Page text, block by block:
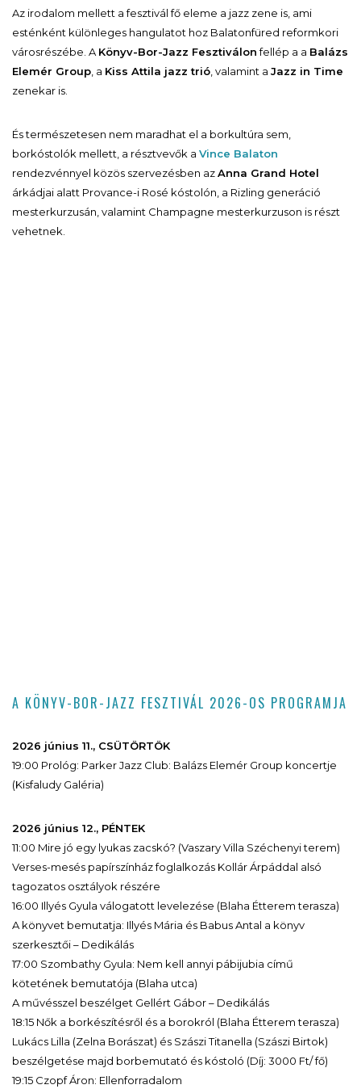
Az irodalom mellett a fesztivál fő eleme a jazz zene is, ami
esténként különleges hangulatot hoz Balatonfüred reformkori
városrészébe. A Könyv-Bor-Jazz Fesztiválonfellép a a Balázs
Elemér Group , a Kiss Attila jazz trió , valamint a Jazz in Time
zenekar is.
És természetesen nem maradhat el a borkultúra sem,
borkóstolók mellett, a résztvevők a Vince Balaton
rendezvénnyel közös szervezésben azAnna Grand Hotel
árkádjai alatt Provance-i Rosé kóstolón, a Rizling generáció
mesterkurzusán, valamint Champagne mesterkurzuson is részt
vehetnek.
A KÖNYV-BOR-JAZZ FESZTIVÁL 2026-OS PROGRAMJA
2026 június 11., CSÜTÖRTÖK
19:00 Prológ: Parker Jazz Club: Balázs Elemér Group koncertje
(Kisfaludy Galéria)
2026 június 12., PÉNTEK
11:00 Mire jó egy lyukas zacskó? (Vaszary Villa Széchenyi terem)
Verses-mesés papírszínház foglalkozás Kollár Árpáddal alsó
tagozatos osztályok részére
16:00 Illyés Gyula válogatott levelezése (Blaha Étterem terasza)
A könyvet bemutatja: Illyés Mária és Babus Antal a könyv
szerkesztői – Dedikálás
17:00 Szombathy Gyula: Nem kell annyi pábijubia című
kötetének bemutatója (Blaha utca)
A művésszel beszélget Gellért Gábor – Dedikálás
18:15 Nők a borkészítésről és a borokról (Blaha Étterem terasza)
Lukács Lilla (Zelna Borászat) és Szászi Titanella (Szászi Birtok)
beszélgetése majd borbemutató és kóstoló (Díj: 3000 Ft/ fő)
19:15 Czopf Áron: Ellenforradalom